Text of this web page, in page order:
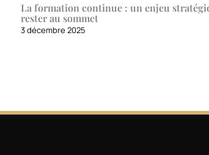
La formation continue : un enjeu
rester au sommet
3 décembre 2025